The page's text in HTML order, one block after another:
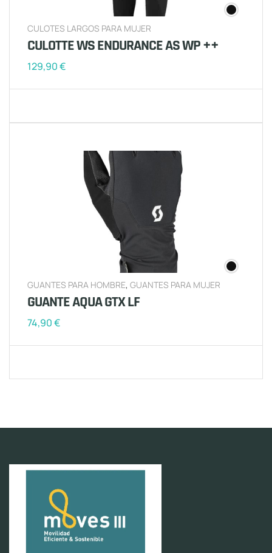
CULOTES LARGOS PARA MUJER
CULOTTE WS ENDURANCE AS WP ++
129,90€
GUANTES PARA HOMBRE, GUANTES PARA MUJER
GUANTE AQUA GTX LF
74,90€